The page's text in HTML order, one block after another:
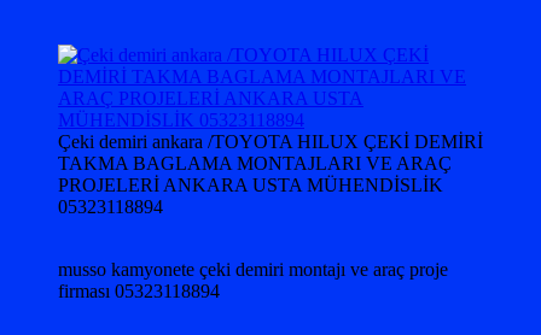
Çeki demiri ankara /TOYOTA HILUX ÇEKİ DEMİRİ
TAKMA BAGLAMA MONTAJLARI VE ARAÇ
PROJELERİ ANKARA USTA MÜHENDİSLİK
05323118894
musso kamyonete çeki demiri montajı ve araç proje
firması 05323118894